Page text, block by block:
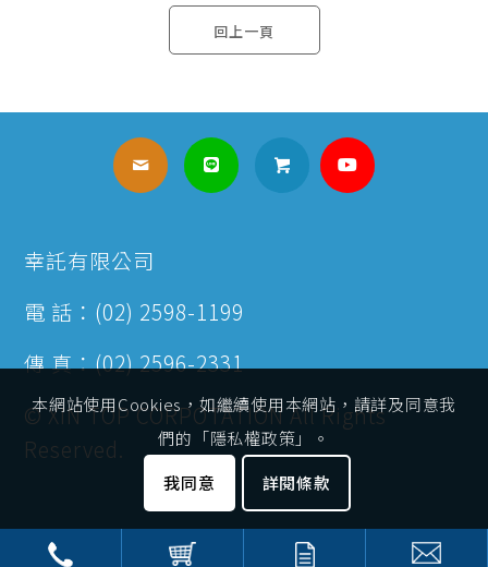
回上一頁
幸託有限公司
電 話：(02) 2598-1199
傳 真：(02) 2596-2331
© XIN TOP CORPOTATION All Rights
Reserved.
本網站使用Cookies，如繼續使用本網站，請詳及同意我
們的「隱私權政策」。
我同意
詳閱條款